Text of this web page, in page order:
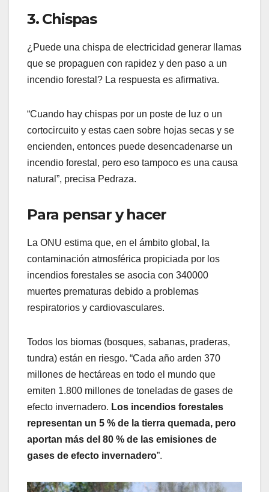
3. Chispas
¿Puede una chispa de electricidad generar llamas
que se propaguen con rapidez y den paso a un
incendio forestal? La respuesta es afirmativa.
“Cuando hay chispas por un poste de luz o un
cortocircuito y estas caen sobre hojas secas y se
encienden, entonces puede desencadenarse un
incendio forestal, pero eso tampoco es una causa
natural”, precisa Pedraza.
Para pensar y hacer
La ONU estima que, en el ámbito global, la
contaminación atmosférica propiciada por los
incendios forestales se asocia con 340000
muertes prematuras debido a problemas
respiratorios y cardiovasculares.
Todos los biomas (bosques, sabanas, praderas,
tundra) están en riesgo. “Cada año arden 370
millones de hectáreas en todo el mundo que
emiten 1.800 millones de toneladas de gases de
efecto invernadero. Los incendios forestales
representan un 5 % de la tierra quemada, pero
aportan más del 80 % de las emisiones de
gases de efecto invernadero”.